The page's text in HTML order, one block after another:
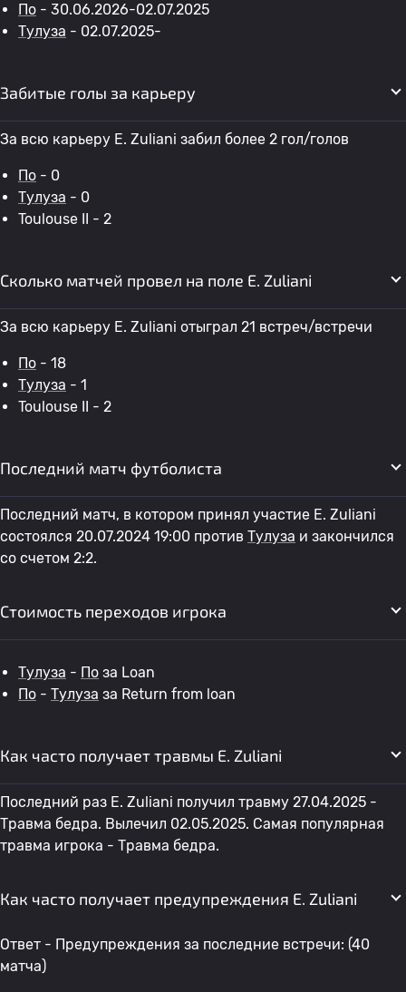
По - 30.06.2026-02.07.2025
Тулуза - 02.07.2025-
Забитые голы за карьеру
За всю карьеру E. Zuliani забил более 2 гол/голов
По - 0
Тулуза - 0
Toulouse II - 2
Сколько матчей провел на поле E. Zuliani
За всю карьеру E. Zuliani отыграл 21 встреч/встречи
По - 18
Тулуза - 1
Toulouse II - 2
Последний матч футболиста
Последний матч, в котором принял участие E. Zuliani
состоялся 20.07.2024 19:00 против Тулуза и закончился
со счетом 2:2.
Стоимость переходов игрока
Тулуза - По за Loan
По - Тулуза за Return from loan
Как часто получает травмы E. Zuliani
Последний раз E. Zuliani получил травму 27.04.2025 -
Травма бедра. Вылечил 02.05.2025. Самая популярная
травма игрока - Травма бедра.
Как часто получает предупреждения E. Zuliani
Ответ - Предупреждения за последние встречи: (40
матча)